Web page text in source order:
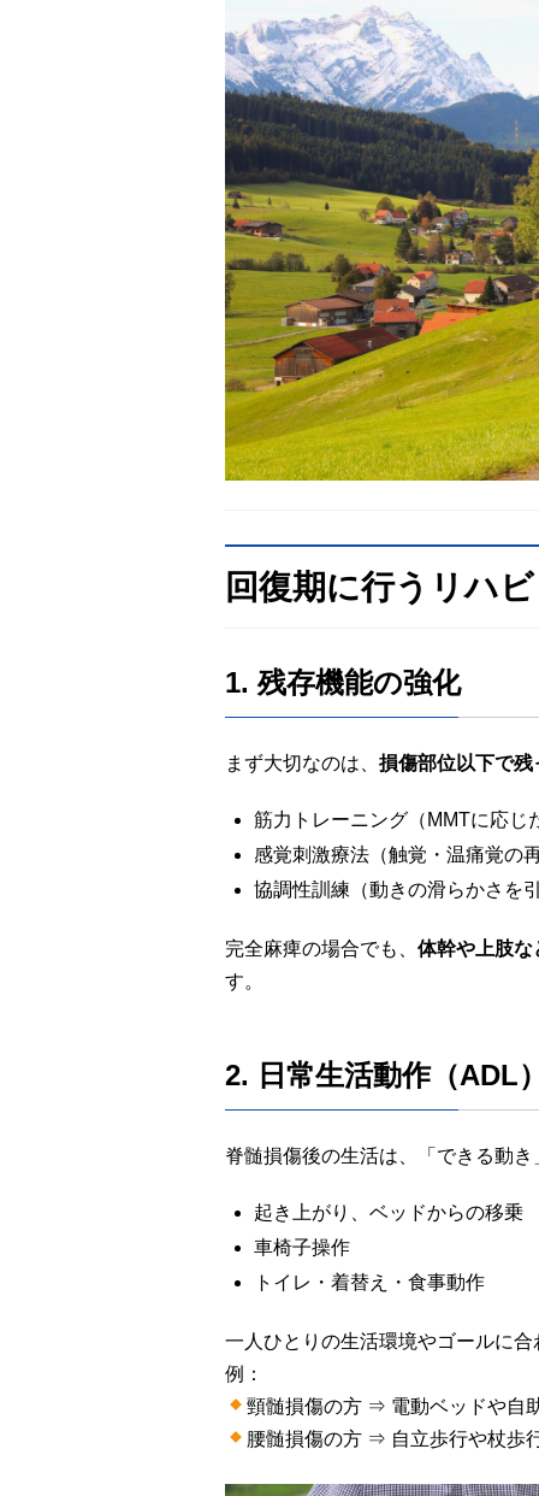
回復期に行うリハ
1. 残存機能の強化
まず大切なのは、 損傷部位以下で
筋力トレーニング（MMTに応じ
感覚刺激療法（触覚・温痛覚の
協調性訓練（動きの滑らかさを
完全麻痺の場合でも、 体幹や上肢な
す。
2. 日常生活動作（ADL
脊髄損傷後の生活は、「できる動
起き上がり、ベッドからの移乗
車椅子操作
トイレ・着替え・食事動作
一人ひとりの生活環境やゴールに合
例：
頸髄損傷の方 ⇒ 電動ベッドや自
腰髄損傷の方 ⇒ 自立歩行や杖歩